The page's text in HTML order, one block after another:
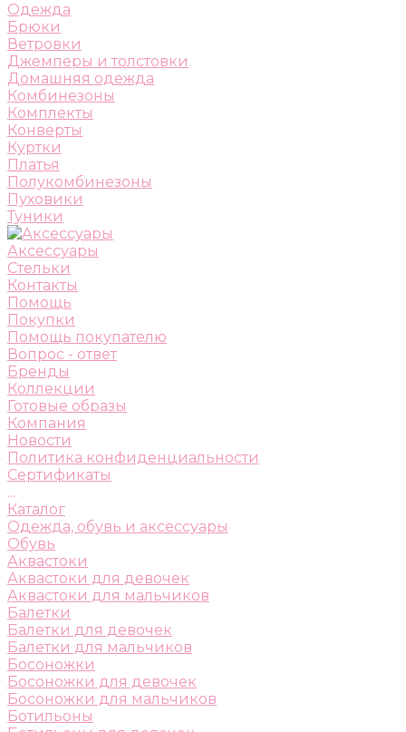
Одежда
Брюки
Ветровки
Джемперы и толстовки
Домашняя одежда
Комбинезоны
Комплекты
Конверты
Куртки
Платья
Полукомбинезоны
Пуховики
Туники
Аксессуары
Стельки
Контакты
Помощь
Покупки
Помощь покупателю
Вопрос - ответ
Бренды
Коллекции
Готовые образы
Компания
Новости
Политика конфиденциальности
Сертификаты
...
Каталог
Одежда, обувь и аксессуары
Обувь
Аквастоки
Аквастоки для девочек
Аквастоки для мальчиков
Балетки
Балетки для девочек
Балетки для мальчиков
Босоножки
Босоножки для девочек
Босоножки для мальчиков
Ботильоны